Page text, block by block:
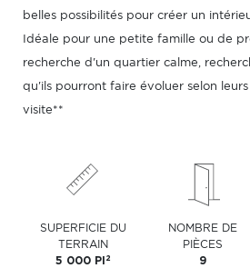
belles possibilités pour créer un
Idéale pour une petite famille ou de
recherche d'un quartier calme,
qu'ils pourront faire évoluer selon leurs
visite**
SUPERFICIE DU
TERRAIN
5 000 PI 2
NOMBRE DE
PIÈCES
9